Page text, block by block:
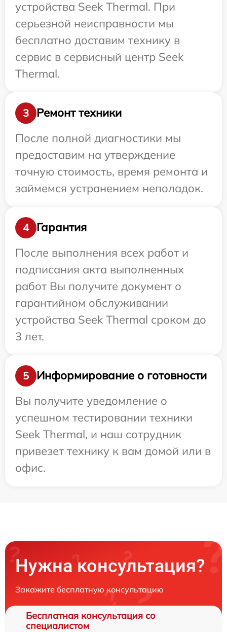
устройства Seek Thermal. При
серьезной неисправности мы
бесплатно доставим технику в
сервис в сервисный центр Seek
Thermal.
3
Ремонт техники
После полной диагностики мы
предоставим на утверждение
точную стоимость, время ремонта и
займемся устранением неполадок.
4
Гарантия
После выполнения всех работ и
подписания акта выполненных
работ Вы получите документ о
гарантийном обслуживании
устройства Seek Thermal сроком до
3 лет.
5
Информирование о готовности
Вы получите уведомление о
успешном тестировании техники
Seek Thermal, и наш сотрудник
привезет технику к вам домой или в
офис.
Нужна консультация?
Закажите бесплатную консультацию
Бесплатная консультация со
специалистом